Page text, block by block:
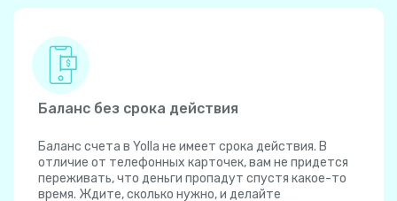
Баланс без срока действия
Баланс счета в Yolla не имеет срока действия. В
отличие от телефонных карточек, вам не придется
переживать, что деньги пропадут спустя какое-то
время. Ждите, сколько нужно, и делайте